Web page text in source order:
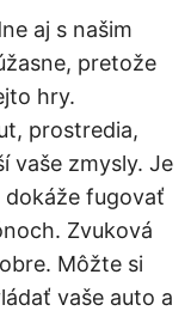
aj s našim
pretože
hry.
prostredia,
vaše zmysly. Je
dokáže fugovať
Zvuková
Môžte si
vaše auto a